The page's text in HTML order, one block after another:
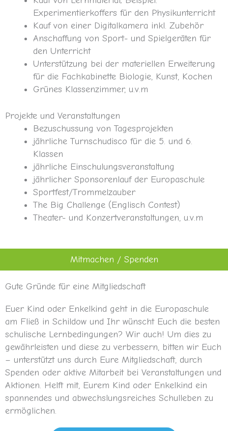
Experimentierkoffers für den Physikunterricht
Kauf von einer Digitalkamera inkl. Zubehör
Anschaffung von Sport- und Spielgeräten für
den Unterricht
Unterstützung bei der materiellen Erweiterung
für die Fachkabinette Biologie, Kunst, Kochen
Grünes Klassenzimmer, u.v.m
Projekte und Veranstaltungen
Bezuschussung von Tagesprojekten
jährliche Turnschudisco für die 5. und 6.
Klassen
jährliche Einschulungsveranstaltung
jährlicher Sponsorenlauf der Europaschule
Sportfest/Trommelzauber
The Big Challenge (Englisch Contest)
Theater- und Konzertveranstaltungen, u.v.m
Mitmachen / Spenden
Gute Gründe für eine Mitgliedschaft
Euer Kind oder Enkelkind geht in die Europaschule
am Fließ in Schildow und Ihr wünscht Euch die besten
schulische Lernbedingungen? Wir auch! Um dies zu
gewährleisten und diese zu verbessern, bitten wir Euch
– unterstützt uns durch Eure Mitgliedschaft, durch
Spenden oder aktive Mitarbeit bei Veranstaltungen und
Aktionen. Helft mit, Eurem Kind oder Enkelkind ein
spannendes und abwechslungsreiches Schulleben zu
ermöglichen.